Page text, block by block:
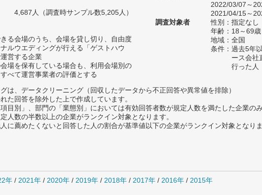
4,687人（調査時サンプル数5,205人）
る会場のうち、会場を貸し切り、自由度
ルウエディングが行える「ゲストハウ
営する企業
場を保有している場合も、利用会場別の
べて運営事業者の評価とする
2022/03/07～
2021/04/15～
調査対象者
性別：指定なし
年齢：18～69歳
地域：全国
条件：過去5年
ース会社
行った人
は、データクリーニング（回収したデータから不正回答や異常値を排除）
た回答を除外した上で作成しています。
目別」、部門の「業態別」においては有効回答者数が規定人数を満たした企業の
人数の半数以上の企業がランクイン対象となります。
に薦めたくないと回答した人の割合が基準値以下の企業がランクイン対象となりま
年 / 2021年 / 2020年 / 2019年 / 2018年 / 2017年 / 2016年 / 2015年